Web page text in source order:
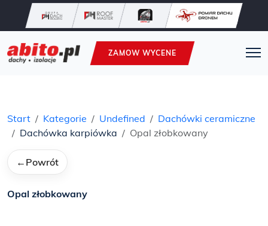
ZAMOW WYCENE
Start Kategorie Undefined
Dachówki ceramiczne
Dachówka karpiówka
Opal złobkowany
← Powrót
Opal złobkowany